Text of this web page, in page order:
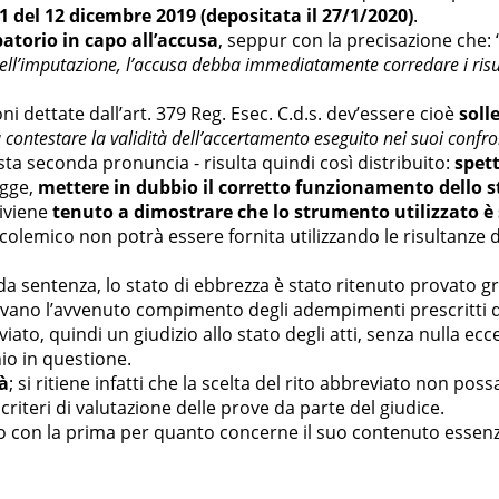
12 dicembre 2019 (depositata il 27/1/2020).
in capo all’accusa, seppur con la precisazione che:
l’accusa debba immediatamente corredare i
dall’art. 379 Reg. Esec. C.d.s. dev’essere cioè
la validità dell’accertamento eseguito nei suoi
seconda pronuncia - risulta quindi così distribuito:
mettere in dubbio il corretto funzionamento dello
tenuto a dimostrare che lo strumento utilizzato
non potrà essere fornita utilizzando le
sentenza, lo stato di ebbrezza è stato ritenuto provato
l’avvenuto compimento degli adempimenti prescritti
quindi un giudizio allo stato degli atti, senza nulla
in questione.
; si ritiene infatti che la scelta del rito abbreviato non
di valutazione delle prove da parte del giudice.
la prima per quanto concerne il suo contenuto